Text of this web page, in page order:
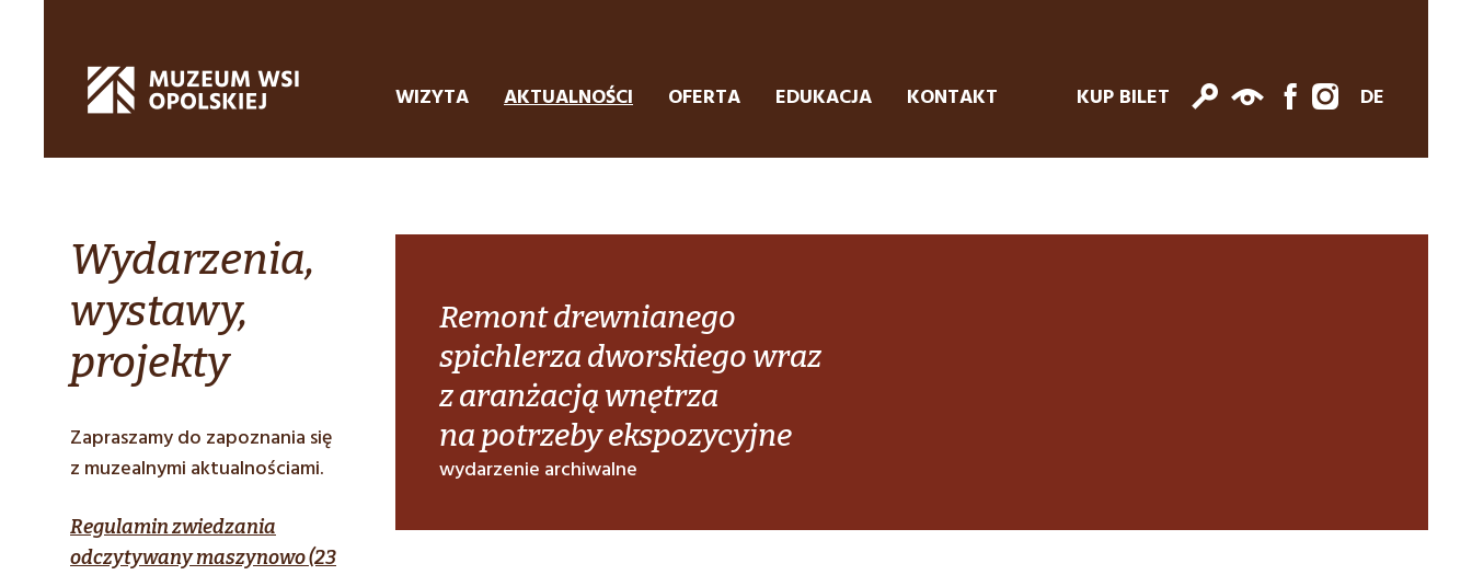
WIZYTA AKTUALNOŚCI OFERTA EDUKACJA KONTAKT KUP BILET DE
Wydarzenia,
wystawy,
projekty
Zapraszamy do zapoznania się
z muzealnymi aktualnościami.
Regulamin zwiedzania
odczytywany maszynowo (23
Remont drewnianego
spichlerza dworskiego wraz
z aranżacją wnętrza
na potrzeby ekspozycyjne
wydarzenie archiwalne